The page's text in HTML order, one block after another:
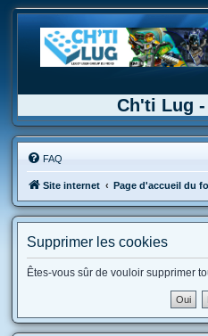
Ch'ti Lug
FAQ
Site internet Page d'accueil du
Supprimer les cookies
Êtes-vous sûr de vouloir supprimer